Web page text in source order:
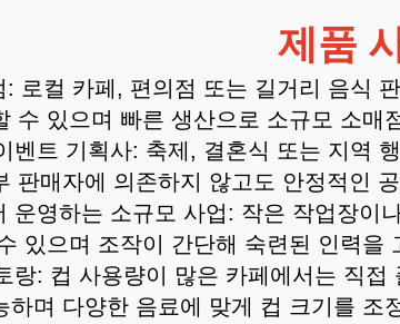
제품
로컬 카페, 편의점 또는 길거리 음식
수 있으며 빠른 생산으로 소규모 소매
벤트 기획사: 축제, 결혼식 또는 지역
판매자에 의존하지 않고도 안정적인
운영하는 소규모 사업: 작은 작업장이
있으며 조작이 간단해 숙련된 인력을
랑: 컵 사용량이 많은 카페에서는 직
하며 다양한 음료에 맞게 컵 크기를